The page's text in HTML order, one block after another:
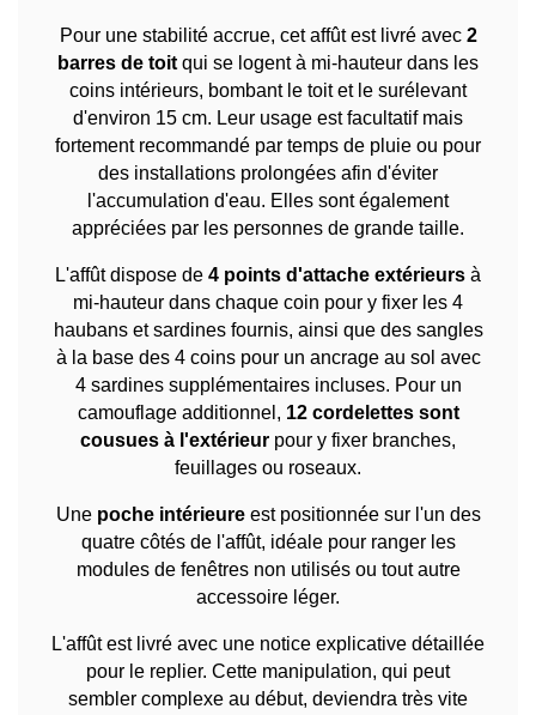
Pour une stabilité accrue, cet affût est livré avec 2
barres de toit qui se logent à mi-hauteur dans les
coins intérieurs, bombant le toit et le surélevant
d'environ 15 cm. Leur usage est facultatif mais
fortement recommandé par temps de pluie ou pour
des installations prolongées afin d'éviter
l'accumulation d'eau. Elles sont également
appréciées par les personnes de grande taille.
L'affût dispose de 4 points d'attache extérieurs à
mi-hauteur dans chaque coin pour y fixer les 4
haubans et sardines fournis, ainsi que des sangles
à la base des 4 coins pour un ancrage au sol avec
4 sardines supplémentaires incluses. Pour un
camouflage additionnel, 12 cordelettes sont
cousues à l'extérieur pour y fixer branches,
feuillages ou roseaux.
Une poche intérieureest positionnée sur l'un des
quatre côtés de l'affût, idéale pour ranger les
modules de fenêtres non utilisés ou tout autre
accessoire léger.
L'affût est livré avec une notice explicative détaillée
pour le replier. Cette manipulation, qui peut
sembler complexe au début, deviendra très vite